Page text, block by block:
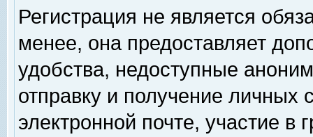
Регистрация не является
менее, она предоставляет
удобства, недоступные
отправку и получение личных
электронной почте, участие в